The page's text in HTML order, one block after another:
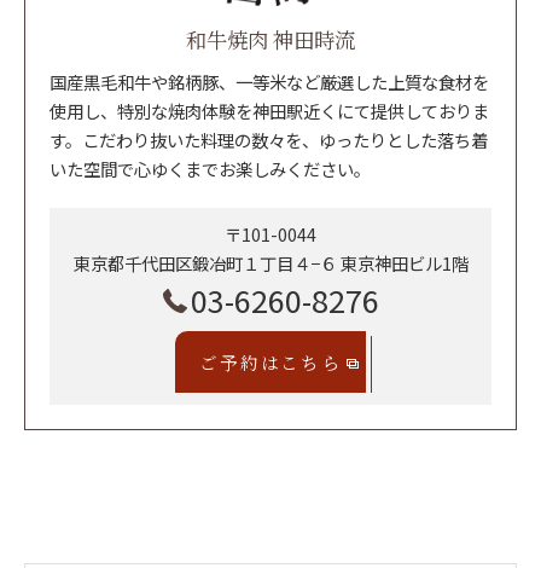
和牛焼肉 神田時流
国産黒毛和牛や銘柄豚、一等米など厳選した上質な食材を
使用し、特別な焼肉体験を神田駅近くにて提供しておりま
す。こだわり抜いた料理の数々を、ゆったりとした落ち着
いた空間で心ゆくまでお楽しみください。
〒101-0044
東京都千代田区鍛冶町１丁目４−６ 東京神田ビル1階
03-6260-8276
ご予約はこちら